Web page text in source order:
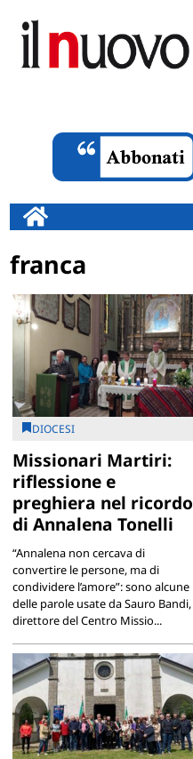
franca
DIOCESI
Missionari Martiri:
riflessione e
preghiera nel ricordo
di Annalena Tonelli
“Annalena non cercava di
convertire le persone, ma di
condividere l’amore”: sono alcune
delle parole usate da Sauro Bandi,
direttore del Centro Missio...